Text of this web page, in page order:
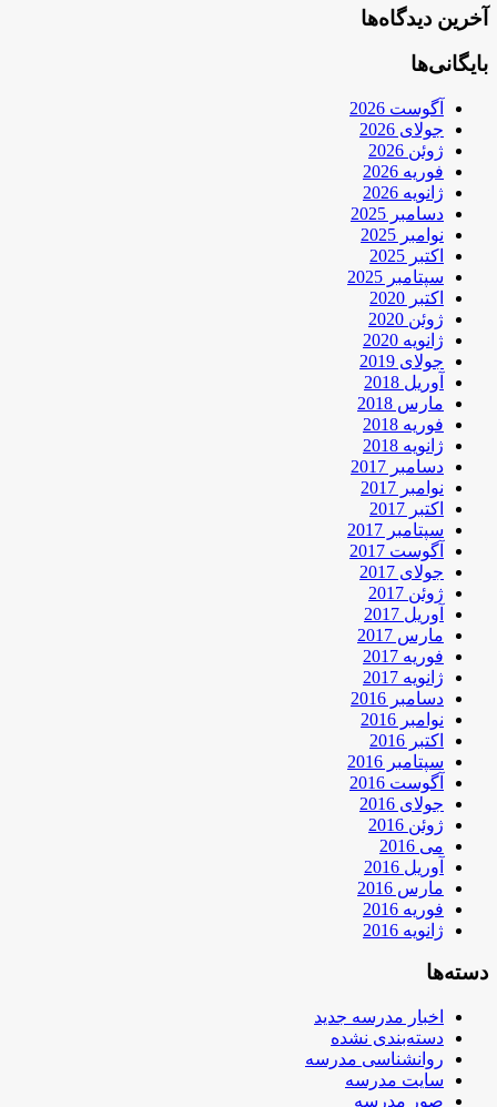
آخرین دیدگاه‌ها
بایگانی‌ها
آگوست 2026
جولای 2026
ژوئن 2026
فوریه 2026
ژانویه 2026
دسامبر 2025
نوامبر 2025
اکتبر 2025
سپتامبر 2025
اکتبر 2020
ژوئن 2020
ژانویه 2020
جولای 2019
آوریل 2018
مارس 2018
فوریه 2018
ژانویه 2018
دسامبر 2017
نوامبر 2017
اکتبر 2017
سپتامبر 2017
آگوست 2017
جولای 2017
ژوئن 2017
آوریل 2017
مارس 2017
فوریه 2017
ژانویه 2017
دسامبر 2016
نوامبر 2016
اکتبر 2016
سپتامبر 2016
آگوست 2016
جولای 2016
ژوئن 2016
می 2016
آوریل 2016
مارس 2016
فوریه 2016
ژانویه 2016
دسته‌ها
اخبار مدرسه جدید
دسته‌بندی نشده
روانشناسی مدرسه
سایت مدرسه
صور مدرسه